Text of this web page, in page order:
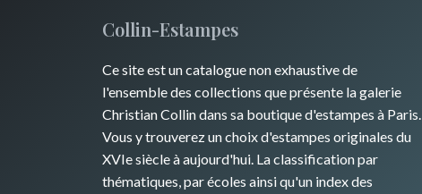
Collin-Estampes
Ce site est un catalogue non exhaustive de
l'ensemble des collections que présente la galerie
Christian Collin dans sa boutique d'estampes à Paris.
Vous y trouverez un choix d'estampes originales du
XVIe siècle à aujourd'hui. La classification par
thématiques, par écoles ainsi qu'un index des